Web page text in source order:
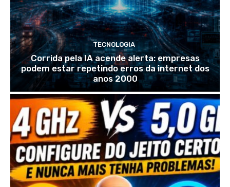
TECNOLOGIA
Corrida pela IA acende alerta: empresas
podem estar repetindo erros da internet dos
anos 2000